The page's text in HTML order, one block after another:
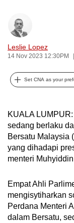
Leslie Lopez
14 Nov 2023 12:30PM
Set CNA as your
KUALA
sedang berlaku
Bersatu Malaysia
yang dihadapi
menteri
Empat Ahli
mengisytiharkan
Perdana Menteri
dalam Bersatu,
be.
To
continue,
upgrade
supported
browser
or,
for
finest
experience,
download